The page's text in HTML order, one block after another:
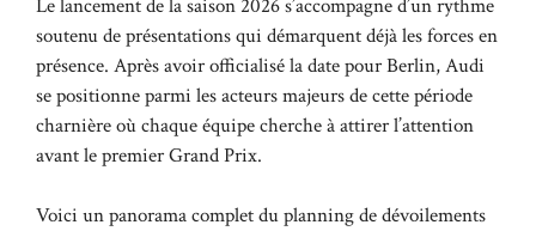
Le lancement de la saison 2026 s’accompagne d’un rythme
soutenu de présentations qui démarquent déjà les forces en
présence. Après avoir officialisé la date pour Berlin, Audi
se positionne parmi les acteurs majeurs de cette période
charnière où chaque équipe cherche à attirer l’attention
avant le premier Grand Prix.
Voici un panorama complet du planning de dévoilements